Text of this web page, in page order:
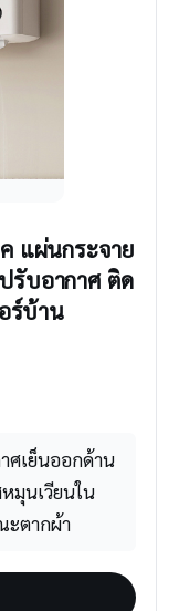
แผ่นกระจาย
รับอากาศ ติด
ร์บ้าน
ศเย็นออกด้าน
มุนเวียนใน
ะตากผ้า